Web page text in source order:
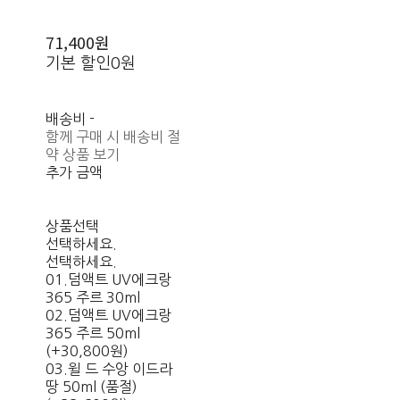
71,400원
기본 할인0원
배송비 -
함께 구매 시 배송비 절
약 상품 보기
추가 금액
상품선택
선택하세요.
선택하세요.
01.덤액트 UV에크랑
365 주르 30ml
02.덤액트 UV에크랑
365 주르 50ml
(+30,800원)
03.윌 드 수앙 이드라
땅 50ml (품절)